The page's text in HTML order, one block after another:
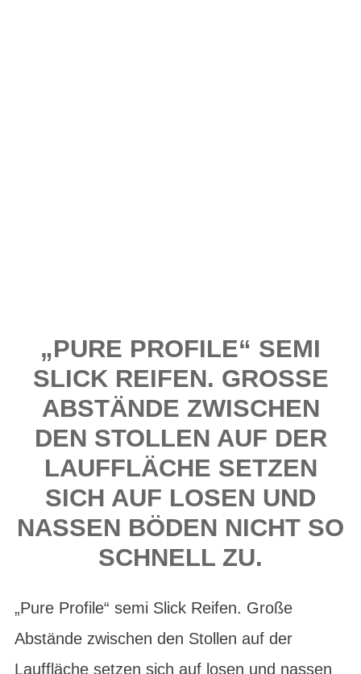
„PURE PROFILE“ SEMI
SLICK REIFEN. GROSSE A
BSTÄNDE ZWISCHEN D
EN STOLLEN AUF DER L
AUFFLÄCHE SETZEN S
ICH AUF LOSEN UND N
ASSEN BÖDEN NICHT SO S
CHNELL ZU.
„Pure Profile“ semi Slick Reifen. Große
Abstände zwischen den Stollen auf der
Lauffläche setzen sich auf losen und nassen